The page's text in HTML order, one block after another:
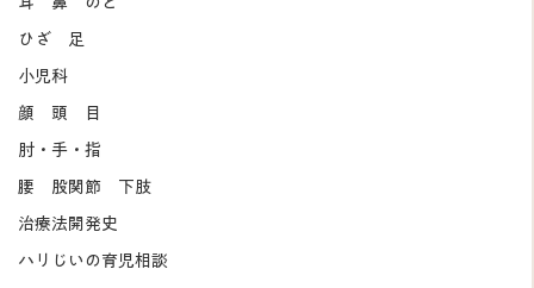
ひざ 足
小児科
顔 頭 目
肘・手・指
腰 股関節 下肢
治療法開発史
ハリじいの育児相談